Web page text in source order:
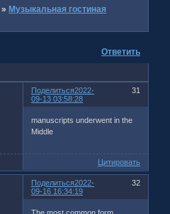
»Музыкальная гостиная
Ответить
Поделиться 31
2022-
09-13 03:58:28
manuscripts underwent in the
Middle
Цитировать
Поделиться 32
2022-
09-16 16:34:19